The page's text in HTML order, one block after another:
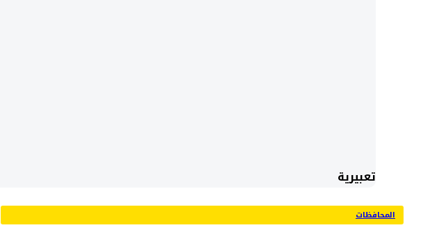
تعبيرية
المحافظات